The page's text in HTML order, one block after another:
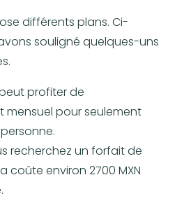
différents plans. Ci-
souligné quelques-uns
profiter de
mensuel pour seulement
personne.
recherchez un forfait de
coûte environ 2700 MXN